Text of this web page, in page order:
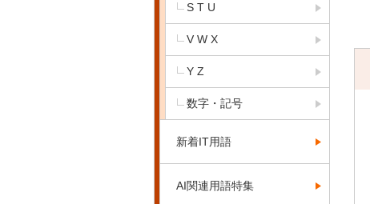
S T U
V W X
Y Z
数字・記号
新着IT用語
AI関連用語特集